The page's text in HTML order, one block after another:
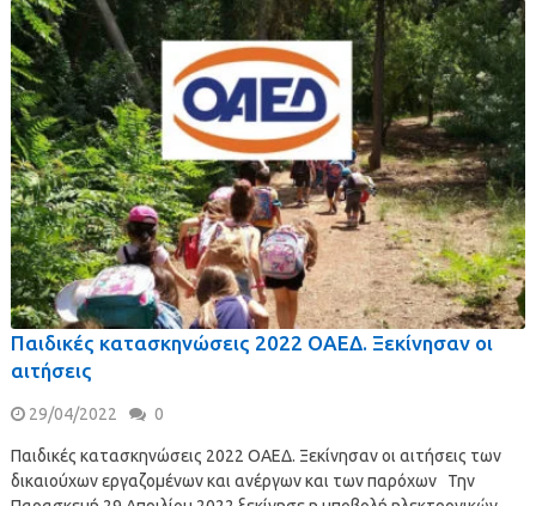
Παιδικές κατασκηνώσεις 2022 ΟΑΕΔ. Ξεκίνησαν οι
αιτήσεις
29/04/2022 0
Παιδικές κατασκηνώσεις 2022 ΟΑΕΔ. Ξεκίνησαν οι αιτήσεις των
δικαιούχων εργαζομένων και ανέργων και των παρόχων Την